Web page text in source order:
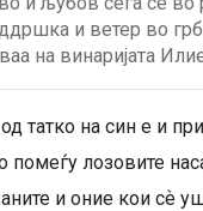
и ветер во
на винаријата
татко на син е и
помеѓу лозовите
и оние кои сѐ